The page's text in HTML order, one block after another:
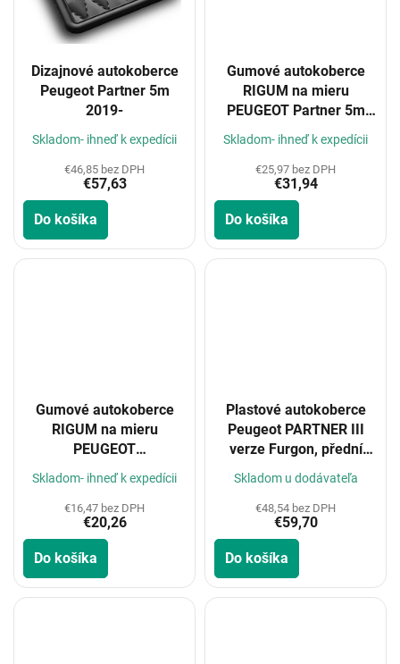
Dizajnové autokoberce
Peugeot Partner 5m
2019-
Skladom- ihneď k expedícii
€46,85 bez DPH
€57,63
Do košíka
Gumové autokoberce
RIGUM na mieru
PEUGEOT Partner 5m
Skladom- ihneď k expedícii
€25,97 bez DPH
€31,94
Do košíka
Gumové autokoberce
RIGUM na mieru
PEUGEOT
Partner/Peugeot e-
Partner 2m 2019-
Skladom- ihneď k expedícii
€16,47 bez DPH
€20,26
Do košíka
Plastové autokoberce
Peugeot PARTNER III
verze Furgon, přední
2018-
Skladom u dodávateľa
€48,54 bez DPH
€59,70
Do košíka